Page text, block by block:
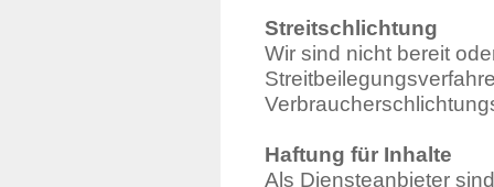
Streitschlichtung
Wir sind nicht bereit
Haftung für Inhalte
Als Diensteanbieter